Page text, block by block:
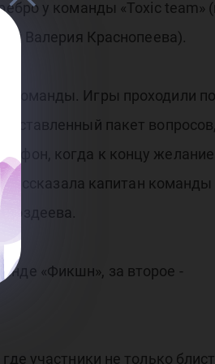
у команды «Toxic team»
Валерия Краснопеева).
команды. Игры проходили
пакет
когда к концу желание
рассказала капитан команды
Поздеева.
«Фикшн», за второе -
участники не только